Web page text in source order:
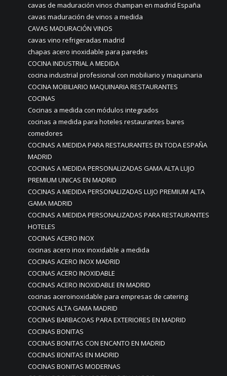
cavas de maduración vinos champan en madrid España
cavas maduración de vinos a medida
CAVAS MADURACIÓN VINOS
cavas vino refrigeradas madrid
chapas acero inoxidable para paredes
COCINA INDUSTRIAL A MEDIDA
cocina industrial profesional con mobiliario y maquinaria
COCINA MOBILIARIO MAQUINARIA RESTAURANTES
COCINAS
Cocinas a medida con módulos integrados
cocinas a medida para hoteles restaurantes bares
comedores
COCINAS A MEDIDA PARA RESTAURANTES EN TODA ESPAÑA
MADRID
COCINAS A MEDIDA PERSONALIZADAS GAMA ALTA LUJO
PREMIUM UNICAS EN MADRID
COCINAS A MEDIDA PERSONALIZADAS LUJO PREMIUM ALTA
GAMA MADRID
COCINAS A MEDIDA PERSONALIZADAS PARA RESTAURANTES
HOTELES
COCINAS ACERO INOX
cocinas acero inox inoxidable a medida
COCINAS ACERO INOX MADRID
COCINAS ACERO INOXIDABLE
COCINAS ACERO INOXIDABLE EN MADRID
cocinas aceroinoxidable para empresas de catering
COCINAS ALTA GAMA MADRID
COCINAS BARBACOAS PARA EXTERIORES EN MADRID
COCINAS BONITAS
COCINAS BONITAS CON ENCANTO EN MADRID
COCINAS BONITAS EN MADRID
COCINAS BONITAS MODERNAS